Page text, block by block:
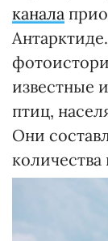
канала
известные
птиц,
Они
количества